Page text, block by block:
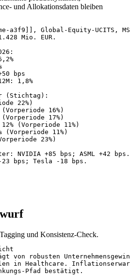
und Allokationsdaten bleiben
a3f9]], Global-Equity-UCITS,
Mio. EUR.
bps
1,8%
(Stichtag):
22%)
16%)
17%)
(Vorperiode 11%)
11%)
23%)
NVIDIA +85 bps; ASML +42 bps.
bps; Tesla -18 bps.
und Konsistenz-Check.
von robusten
in Healthcare.
Pfad bestätigt.